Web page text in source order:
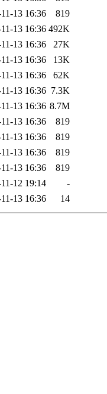
13 16:36
819
13 16:36 492K
13 16:36
27K
13 16:36
13K
13 16:36
62K
13 16:36 7.3K
13 16:36 8.7M
13 16:36
819
13 16:36
819
13 16:36
819
13 16:36
819
12 19:14
-
13 16:36 14